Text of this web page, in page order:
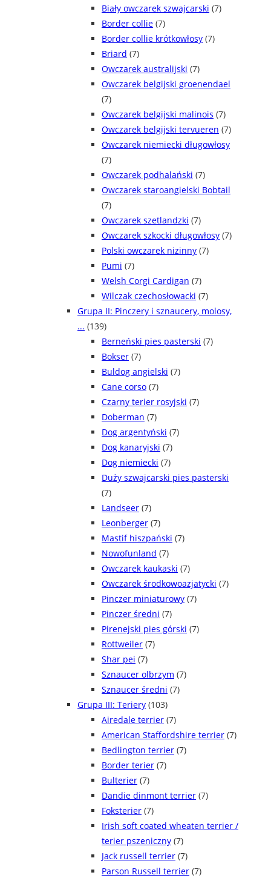
Biały owczarek szwajcarski (7)
Border collie (7)
Border collie krótkowłosy (7)
Briard (7)
Owczarek australijski (7)
Owczarek belgijski groenendael
(7)
Owczarek belgijski malinois (7)
Owczarek belgijski tervueren (7)
Owczarek niemiecki długowłosy
(7)
Owczarek podhalański (7)
Owczarek staroangielski Bobtail
(7)
Owczarek szetlandzki (7)
Owczarek szkocki długowłosy (7)
Polski owczarek nizinny (7)
Pumi (7)
Welsh Corgi Cardigan (7)
Wilczak czechosłowacki (7)
Grupa II: Pinczery i sznaucery, molosy,
... (139)
Berneński pies pasterski (7)
Bokser (7)
Buldog angielski (7)
Cane corso (7)
Czarny terier rosyjski (7)
Doberman (7)
Dog argentyński (7)
Dog kanaryjski (7)
Dog niemiecki (7)
Duży szwajcarski pies pasterski
(7)
Landseer (7)
Leonberger (7)
Mastif hiszpański (7)
Nowofunland (7)
Owczarek kaukaski (7)
Owczarek środkowoazjatycki (7)
Pinczer miniaturowy (7)
Pinczer średni (7)
Pirenejski pies górski (7)
Rottweiler (7)
Shar pei (7)
Sznaucer olbrzym (7)
Sznaucer średni (7)
Grupa III: Teriery (103)
Airedale terrier (7)
American Staffordshire terrier (7)
Bedlington terrier (7)
Border terier (7)
Bulterier (7)
Dandie dinmont terrier (7)
Foksterier (7)
Irish soft coated wheaten terrier /
terier pszeniczny (7)
Jack russell terrier (7)
Parson Russell terrier (7)